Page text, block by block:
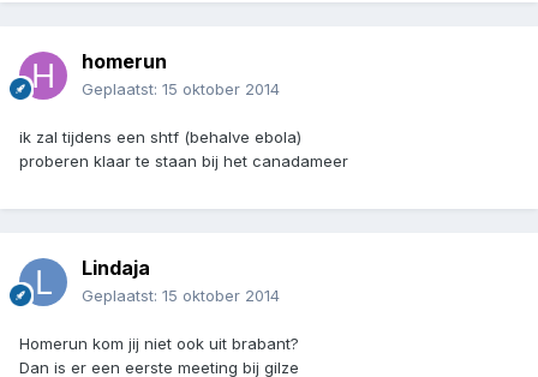
homerun
Geplaatst: 15 oktober 2014
ik zal tijdens een shtf (behalve ebola)
proberen klaar te staan bij het canadameer
Lindaja
Geplaatst: 15 oktober 2014
Homerun kom jij niet ook uit brabant?
Dan is er een eerste meeting bij gilze